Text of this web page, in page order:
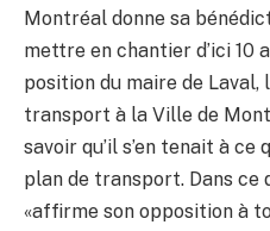
Montréal donne sa
mettre en chantier d’ici 10
position du maire de Laval,
transport à la Ville de
savoir qu’il s’en tenait à
plan de transport. Dans ce
«affirme son opposition à